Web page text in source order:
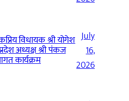
विधायक श्री योगेश
प्रदेश अध्यक्ष श्री पंकज
कार्यक्रम
July
16,
2026